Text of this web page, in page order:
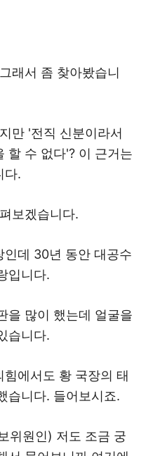
래서 좀 찾아봤습니
만 '전직 신분이라서
할 수 없다'? 이 근거는
다.
보겠습니다.
데 30년 동안 대공수
입니다.
을 많이 했는데 얼굴을
습니다.
에서도 황 국장의 태
습니다. 들어보시죠.
위원인) 저도 조금 궁